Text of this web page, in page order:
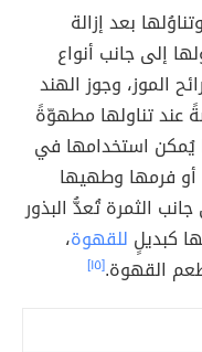
بعد إزالة
إلى جانب أنواع
الموز، وجوز الهند
عند تناولها مطهوّةً
يُمكن استخدامها في
أو فرمها وطهيها
الثمرة تُعدُّ البذور
كبديلٍ للقهوة،
القهوة.[١٥]